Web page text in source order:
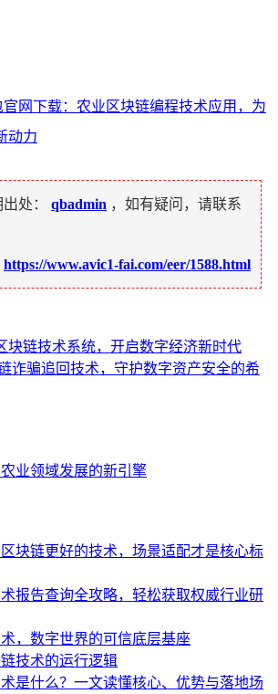
官网下载：农业区块链编程技术应用，为
动力
处： qbadmin ，如有疑问，请联系
https://www.avic1-fai.com/eer/1588.html
块链技术系统，开启数字经济新时代
诈骗追回技术，守护数字资产安全的希
业领域发展的新引擎
块链更好的技术，场景适配才是核心标
报告查询全攻略，轻松获取权威行业研
，数字世界的可信底层基座
技术的运行逻辑
是什么？一文读懂核心、优势与落地场